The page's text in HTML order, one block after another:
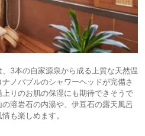
3本の自家源泉から成る上質な天然温
ノバブルのシャワーヘッドが完備さ
りのお肌の保湿にも期待できそうで
溶岩石の内湯や、伊豆石の露天風呂
も楽しめます。